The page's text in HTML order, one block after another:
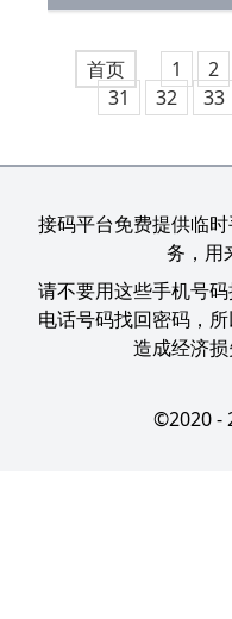
首页 1 2
31
32 33
接码平台免费提供临
务，用
请不要用这些手机号
电话号码找回密码，
造成经济损
©2020 -